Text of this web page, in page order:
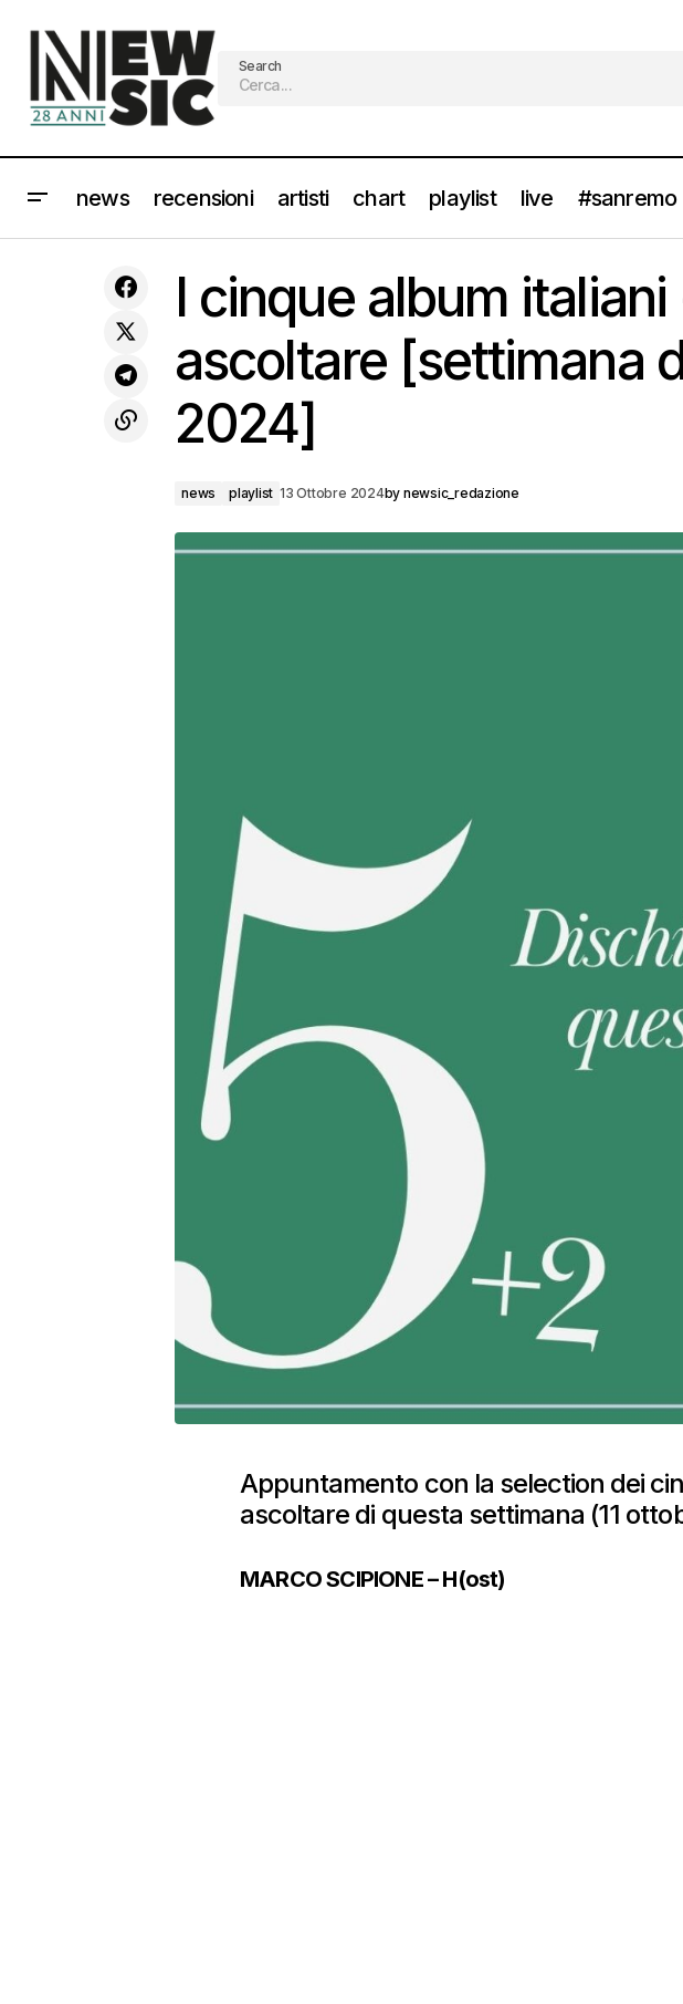
Search
news recensioni artisti chart playlist live #sanremo
diretta su RTL 102.5 e Radio Zeta in
radiovisione [Info e Scaletta]
I cinque album
I cinque album italiani
ascoltare [settimana
2024]
news playlist 13 Ottobre 2024by newsic_redazione
Appuntamento con la selection dei
ascoltare di questa settimana (11
MARCO SCIPIONE – H(ost)